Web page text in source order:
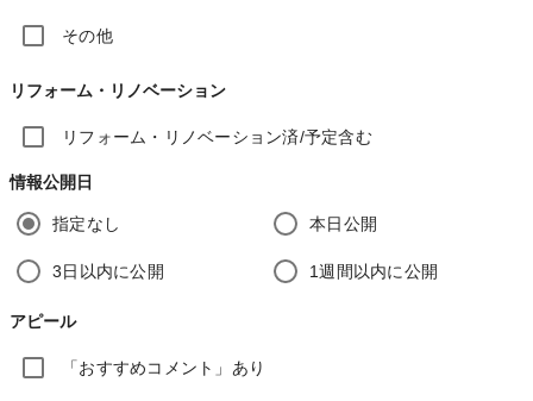
その他
リフォーム・リノベーション
リフォーム・リノベーション済/予定含む
情報公開日
指定なし 本日公開
3日以内に公開 1週間以内に公開
アピール
「おすすめコメント」あり